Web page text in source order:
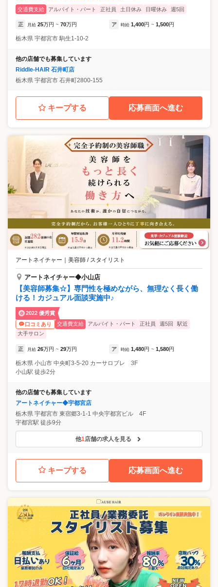
交通費支給 アルバイト・パート 正社員 土日休み 日曜休み 週5回
正 月給 25万円 ~ 70万円 ア 時給 1,400円 ~ 1,500円
栃木県 宇都宮市 駒生1-10-2
他の店舗でも募集しています
Riddle-HAIR 石井町店
栃木県 宇都宮市 石井町2800-155
キープする 応募画面へ進む
アートネイチャー ｜ 美容師 / スタイリスト
アートネイチャー◆小山店
【美容師募集☆】専門性を極めながら、無理なく長く働
ける！カジュアル面談実施中♪
2022 優秀賞
口コミあり
交通費支給 アルバイト・パート 正社員 週5回
駅近
大手サロン
正 月給 26万円 ~ 29万円 ア 時給 1,480円 ~ 1,580円
栃木県 小山市 中央町3-5-20 カーサロブレ 3F
小山駅 徒歩2分
他の店舗でも募集しています
アートネイチャー◆宇都宮店
栃木県 宇都宮市 東宿郷3-1-1 中央宇都宮ビル 4F
宇都宮駅 徒歩9分
他1店舗の求人を見る
キープする 応募画面へ進む